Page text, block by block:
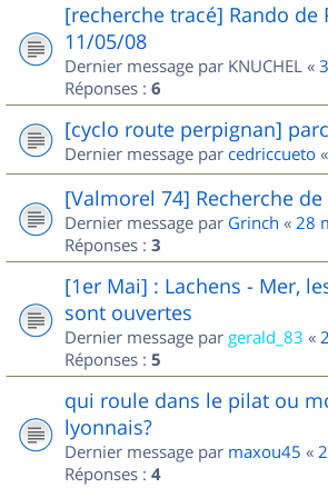
[recherche tracé] Rando de
11/05/08
Dernier message par KNUCHEL «
Réponses : 6
[cyclo route perpignan]
Dernier message par cedriccueto «
[Valmorel 74] Recherche
Dernier message par Grinch « 28
Réponses : 3
[1er Mai] : Lachens - Mer,
sont ouvertes
Dernier message par gerald_83 «
Réponses : 5
qui roule dans le pilat ou
lyonnais?
Dernier message par maxou45 «
Réponses : 4